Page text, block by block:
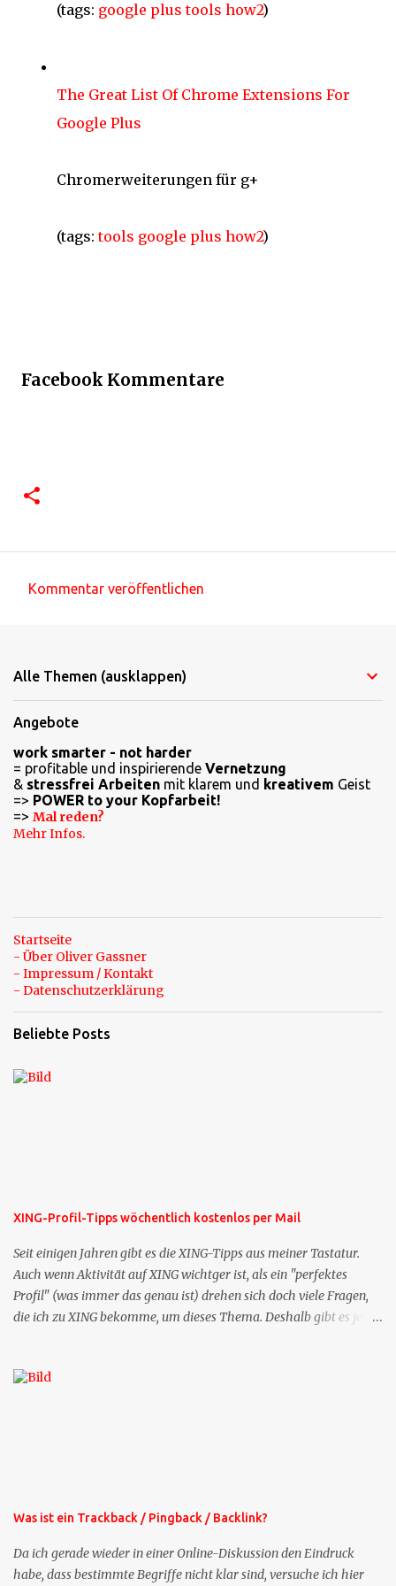
(tags: google plus tools how2)
The Great List Of Chrome Extensions For
Google Plus
Chromerweiterungen für g+
(tags:tools google plus how2)
Facebook Kommentare
m
n
t
a
r
e
Kommentar veröffentlichen
Alle Themen (ausklappen)
Angebote
work smarter - not harder
= profitable und inspirierende Vernetzung
& stressfrei Arbeiten mit klarem und kreativem Geist
=> POWER to your Kopfarbeit!
=> Mal reden?
Mehr Infos.
Startseite
- Über Oliver Gassner
- Impressum / Kontakt
- Datenschutzerklärung
Beliebte Posts
XING-Profil-Tipps wöchentlich kostenlos per Mail
Seit einigen Jahren gibt es die XING-Tipps aus meiner Tastatur.
Auch wenn Aktivität auf XING wichtger ist, als ein "perfektes
Profil" (was immer das genau ist) drehen sich doch viele Fragen,
die ich zu XING bekomme, um dieses Thema. Deshalb gibt es jetzt
bekommen Sie kostenlos eine weitere Folge. Die Startsequenz ist 16
Was ist ein Trackback / Pingback / Backlink?
Da ich gerade wieder in einer Online-Diskussion den Eindruck
habe, dass bestimmte Begriffe nicht klar sind, versuche ich hier